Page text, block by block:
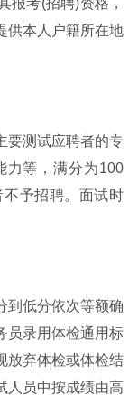
报考(招聘)资格，
供本人户籍所在地
要测试应聘者的专
力等，满分为100
予招聘。面试时
到低分依次等额确
员录用体检通用标
放弃体检或体检结
人员中按成绩由高